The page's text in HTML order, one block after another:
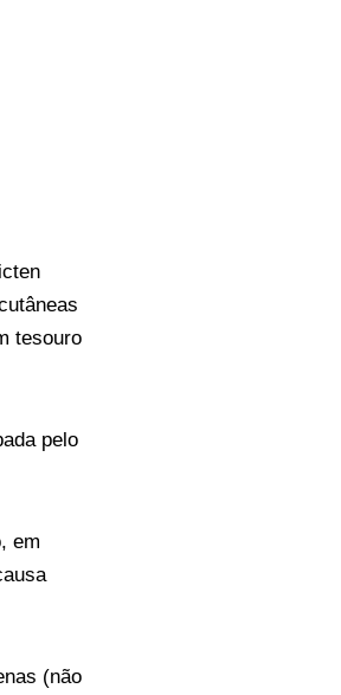
tesouro
pelo
em
(não